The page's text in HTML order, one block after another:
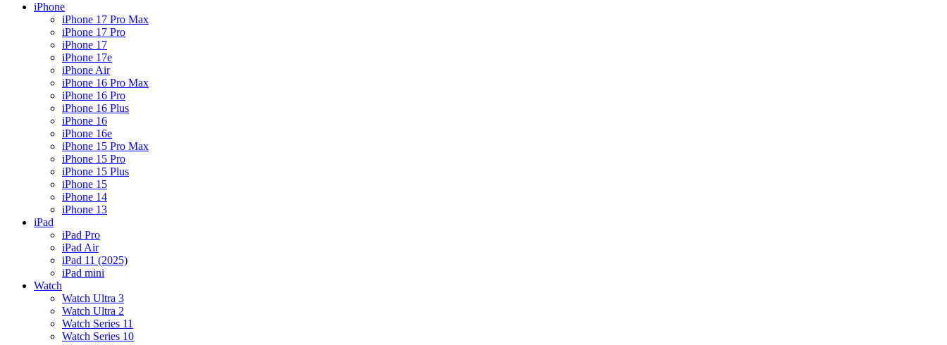
iPhone
iPhone 17 Pro Max
iPhone 17 Pro
iPhone 17
iPhone 17e
iPhone Air
iPhone 16 Pro Max
iPhone 16 Pro
iPhone 16 Plus
iPhone 16
iPhone 16e
iPhone 15 Pro Max
iPhone 15 Pro
iPhone 15 Plus
iPhone 15
iPhone 14
iPhone 13
iPad
iPad Pro
iPad Air
iPad 11 (2025)
iPad mini
Watch
Watch Ultra 3
Watch Ultra 2
Watch Series 11
Watch Series 10